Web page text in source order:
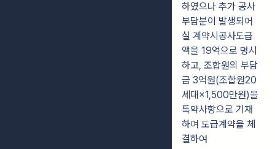
하였으나 추가 공사
부담분이 발생되어
실 계약시공사도급
액을 19억으로 명시
하고, 조합원의 부담
금 3억원(조합원20
세대×1,500만원)을
특약사항으로 기재
하여 도급계약을 체
결하여